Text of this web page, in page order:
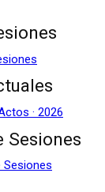
· 2026
Sesiones